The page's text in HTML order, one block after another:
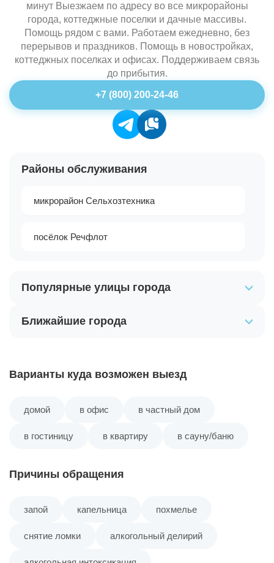
минут Выезжаем по адресу во все микрорайоны
города, коттеджные поселки и дачные массивы.
Помощь рядом с вами. Работаем ежедневно, без
перерывов и праздников. Помощь в новостройках,
коттеджных поселках и офисах. Поддерживаем связь
до прибытия.
+7 (800) 200-24-46
Районы обслуживания
микрорайон Сельхозтехника
посёлок Речфлот
Популярные улицы города
Ближайшие города
Варианты куда возможен выезд
домой в офис в частный дом
в гостиницу в квартиру в сауну/баню
Причины обращения
запой капельница похмелье
снятие ломки алкогольный делирий